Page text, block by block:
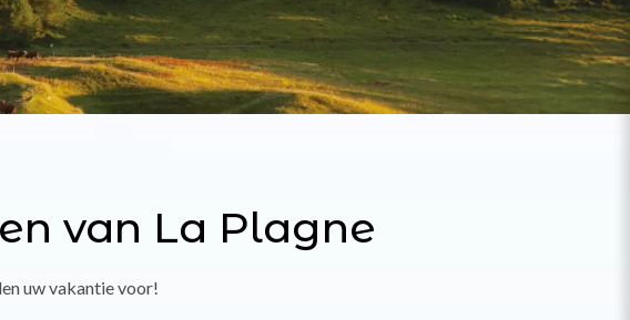
van La Plagne
uw vakantie voor!